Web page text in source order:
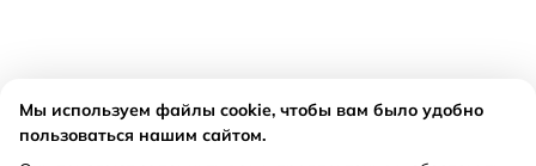
Мы используем файлы cookie, чтобы вам было удобно
пользоваться нашим сайтом.